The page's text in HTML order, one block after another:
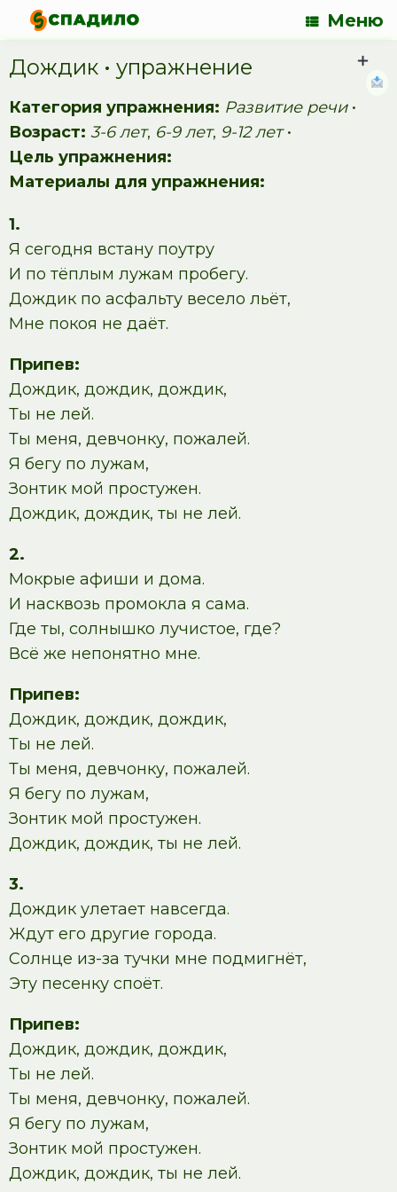
Меню
Дождик • упражнение
Категория упражнения: Развитие речи•
Возраст: 3-6 лет, 6-9 лет, 9-12 лет•
Цель упражнения:
Материалы для упражнения:
1.
Я сегодня встану поутру
И по тёплым лужам пробегу.
Дождик по асфальту весело льёт,
Мне покоя не даёт.
Припев:
Дождик, дождик, дождик,
Ты не лей.
Ты меня, девчонку, пожалей.
Я бегу по лужам,
Зонтик мой простужен.
Дождик, дождик, ты не лей.
2.
Мокрые афиши и дома.
И насквозь промокла я сама.
Где ты, солнышко лучистое, где?
Всё же непонятно мне.
Припев:
Дождик, дождик, дождик,
Ты не лей.
Ты меня, девчонку, пожалей.
Я бегу по лужам,
Зонтик мой простужен.
Дождик, дождик, ты не лей.
3.
Дождик улетает навсегда.
Ждут его другие города.
Солнце из-за тучки мне подмигнёт,
Эту песенку споёт.
Припев:
Дождик, дождик, дождик,
Ты не лей.
Ты меня, девчонку, пожалей.
Я бегу по лужам,
Зонтик мой простужен.
Дождик, дождик, ты не лей.